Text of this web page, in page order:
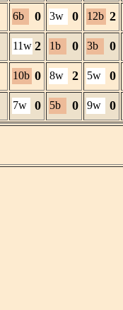
6b 0 3w 0 12b 2
11w 2 1b 0 3b 0
10b 0 8w 2 5w 0
7w 0 5b 0 9w 0